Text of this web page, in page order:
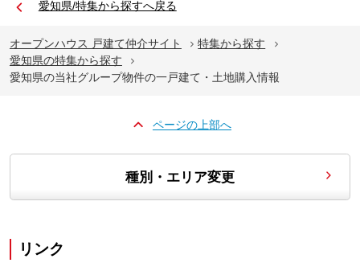
愛知県/特集から探すへ戻る
オープンハウス 戸建て仲介サイト
特集から探す
愛知県の特集から探す
愛知県の当社グループ物件の一戸建て・土地購入情報
ページの上部へ
種別・エリア変更
リンク